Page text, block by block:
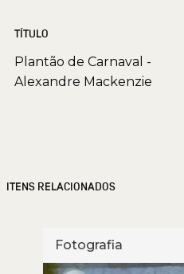
TÍTULO
Plantão de Carnaval -
Alexandre Mackenzie
ITENS RELACIONADOS
Fotografia